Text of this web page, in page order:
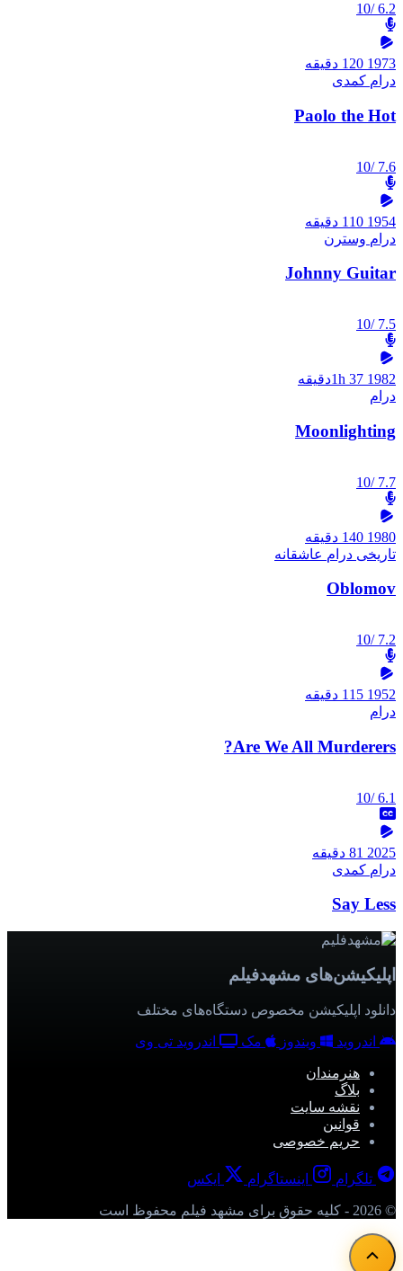
6.2
/10
1973 120 دقیقه
درام کمدی
Paolo the Hot
7.6
/10
1954 110 دقیقه
درام وسترن
Johnny Guitar
7.5
/10
1982 1h 37دقیقه
درام
Moonlighting
7.7
/10
1980 140 دقیقه
تاریخی درام عاشقانه
Oblomov
7.2
/10
1952 115 دقیقه
درام
Are We All Murderers?
6.1
/10
2025 81 دقیقه
درام کمدی
Say Less
اپلیکیشن‌های مشهدفیلم
دانلود اپلیکیشن مخصوص دستگاه‌های مختلف
اندروید ویندوز مک اندروید تی وی
هنرمندان
بلاگ
نقشه سایت
قوانین
حریم خصوصی
تلگرام اینستاگرام ایکس
© 2026 - کلیه حقوق برای مشهد فیلم محفوظ است